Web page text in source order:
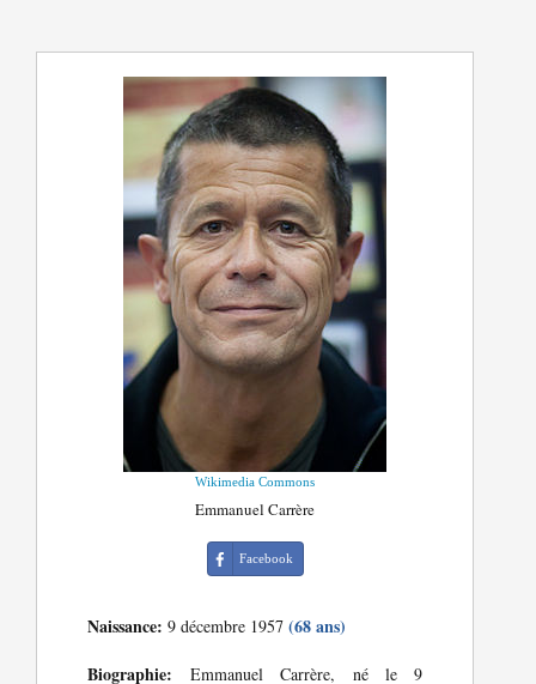
Wikimedia Commons
Emmanuel Carrère
Facebook
Naissance: 9 décembre 1957(68 ans)
Biographie: Emmanuel Carrère, né le 9